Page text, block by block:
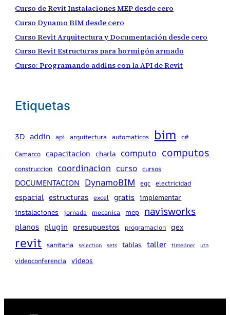
Curso de Revit Instalaciones MEP desde cero
Curso Dynamo BIM desde cero
Curso Revit Arquitectura y Documentación desde cero
Curso Revit Estructuras para hormigón armado
Curso: Programando addins con la API de Revit
Etiquetas
3D addin api arquitectura automaticos bim
c#
Camarco
capacitacion charla computo computos
construccion coordinacion curso cursos
DOCUMENTACION DynamoBIM egc electricidad
espacial estructuras excel gratis implementar
instalaciones
jornada mecanica mep navisworks
planos plugin presupuestos programacion qex
revit sanitaria selection sets tablas taller timeliner utn
videoconferencia videos